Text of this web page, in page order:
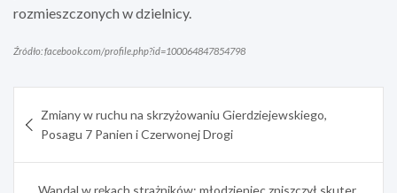
rozmieszczonych w dzielnicy.
Źródło: facebook.com/profile.php?id=100064847854798
wpisu
Zmiany w ruchu na skrzyżowaniu Gierdziejewskiego,
Posagu 7 Panien i Czerwonej Drogi
Wandal w rękach strażników: młodzieniec zniszczył skuter